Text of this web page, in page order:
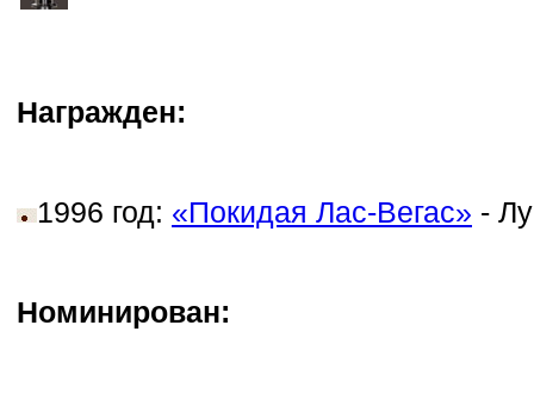
Награжден:
1996 год: «Покидая Лас-Вегас» -
Номинирован: